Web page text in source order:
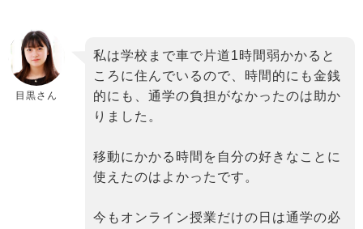
binary
comment
目黒さん
私は学校まで車で片道1時間弱かかると
ころに住んでいるので、時間的にも金銭
的にも、通学の負担がなかったのは助か
りました。
移動にかかる時間を自分の好きなことに
使えたのはよかったです。
今もオンライン授業だけの日は通学の必